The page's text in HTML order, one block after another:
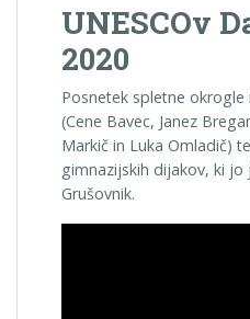
UNESCOv
2020
Posnetek spletne
(Cene Bavec, Janez
Markič in Luka Omladič)
gimnazijskih dijakov, ki
Grušovnik.